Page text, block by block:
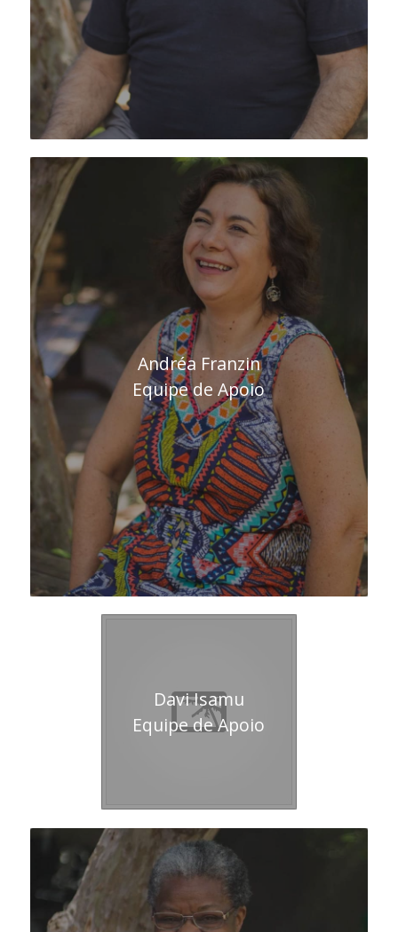
Andréa Franzin
Equipe de Apoio
Davi Isamu
Equipe de Apoio